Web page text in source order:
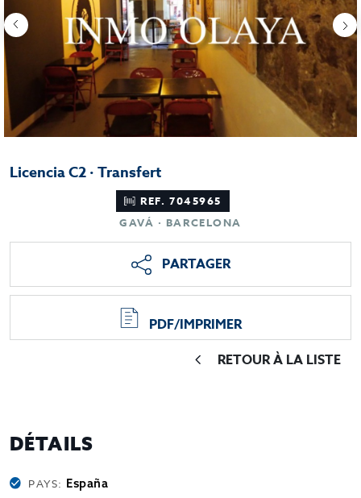
Licencia C2 · Transfert
REF. 7045965
GAVÁ · BARCELONA
PARTAGER
PDF/IMPRIMER
RETOUR À LA LISTE
DÉTAILS
PAYS: España